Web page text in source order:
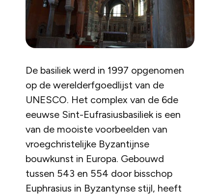
De basiliek werd in 1997 opgenomen
op de werelderfgoedlijst van de
UNESCO. Het complex van de 6de
eeuwse Sint-Eufrasiusbasiliek is een
van de mooiste voorbeelden van
vroegchristelijke Byzantijnse
bouwkunst in Europa. Gebouwd
tussen 543 en 554 door bisschop
Euphrasius in Byzantynse stijl, heeft